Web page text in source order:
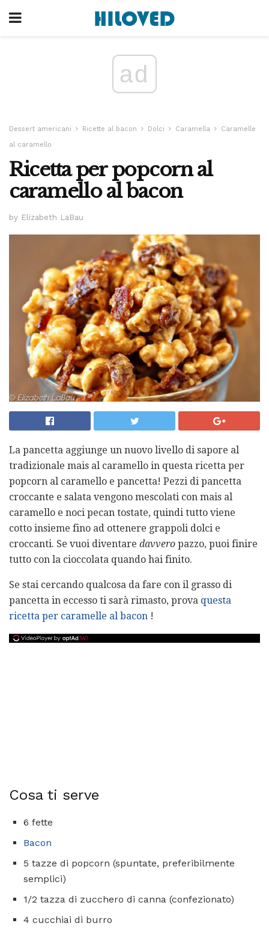
ad
Dessert americani Ricette al bacon Dolci Caramella
Caramelle
al caramello
Ricetta per popcorn al
caramello al bacon
by Elizabeth LaBau
La pancetta aggiunge un nuovo livello di sapore al
tradizionale mais al caramello in questa ricetta per
popcorn al caramello e pancetta! Pezzi di pancetta
croccante e salata vengono mescolati con mais al
caramello e noci pecan tostate, quindi tutto viene
cotto insieme fino ad ottenere grappoli dolci e
croccanti. Se vuoi diventare davvero pazzo, puoi finire
tutto con la cioccolata quando hai finito.
Se stai cercando qualcosa da fare con il grasso di
pancetta in eccesso ti sarà rimasto, prova questa
ricetta per caramelle al bacon !
Cosa ti serve
6 fette
Bacon
5 tazze di popcorn (spuntate, preferibilmente
semplici)
1/2 tazza di zucchero di canna (confezionato)
4 cucchiai di burro